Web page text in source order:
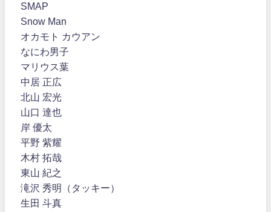
SMAP
Snow Man
オカモト カウアン
なにわ男子
マリウス葉
中居 正広
北山 宏光
山口 達也
岸 優太
平野 紫耀
木村 拓哉
東山 紀之
滝沢 秀明（タッキー）
生田 斗真